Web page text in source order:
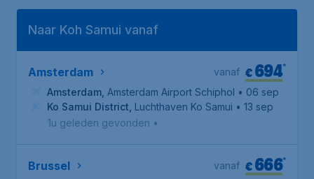
Naar Koh Samui vanaf
Amsterdam €694*
vanaf
Amsterdam Amsterdam Airport Schiphol • 06 sep
Ko Samui District Luchthaven Ko Samui • 13 sep
1u geleden gevonden •
Brussel €666*
vanaf